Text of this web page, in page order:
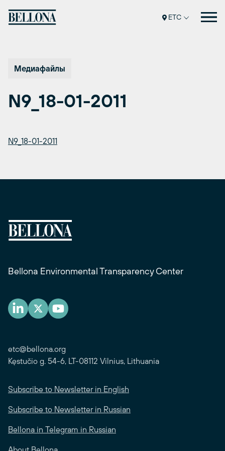
ETC
Медиафайлы
N9_18-01-2011
N9_18-01-2011
Bellona Environmental Transparency Center
etc@bellona.org
Kęstučio g. 54-6, LT-08112 Vilnius, Lithuania
Subscribe to Newsletter in English
Subscribe to Newsletter in Russian
Bellona in Telegram in Russian